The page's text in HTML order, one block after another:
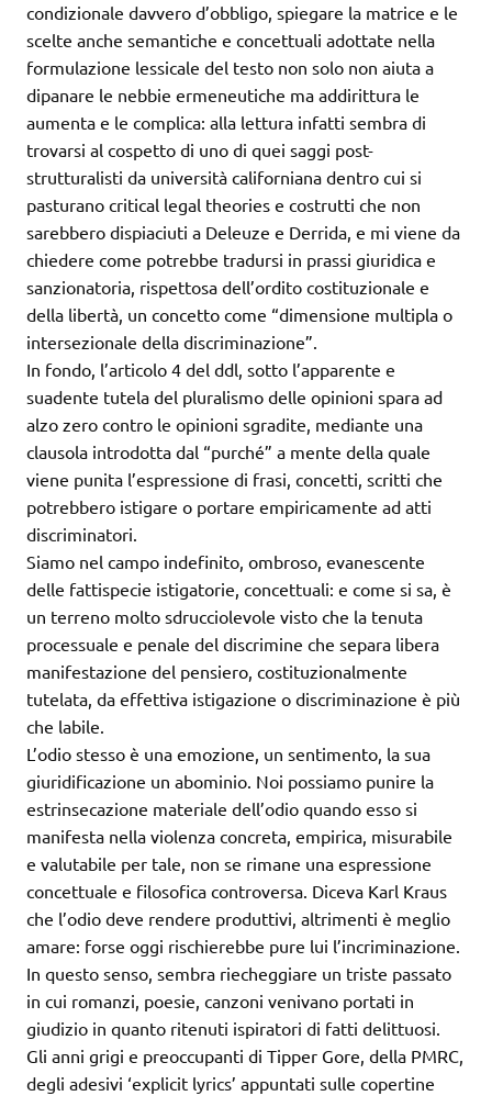
condizionale davvero d’obbligo, spiegare la matrice e le
scelte anche semantiche e concettuali adottate nella
formulazione lessicale del testo non solo non aiuta a
dipanare le nebbie ermeneutiche ma addirittura le
aumenta e le complica: alla lettura infatti sembra di
trovarsi al cospetto di uno di quei saggi post-
strutturalisti da università californiana dentro cui si
pasturano critical legal theories e costrutti che non
sarebbero dispiaciuti a Deleuze e Derrida, e mi viene da
chiedere come potrebbe tradursi in prassi giuridica e
sanzionatoria, rispettosa dell’ordito costituzionale e
della libertà, un concetto come “dimensione multipla o
intersezionale della discriminazione”.
In fondo, l’articolo 4 del ddl, sotto l’apparente e
suadente tutela del pluralismo delle opinioni spara ad
alzo zero contro le opinioni sgradite, mediante una
clausola introdotta dal “purché” a mente della quale
viene punita l’espressione di frasi, concetti, scritti che
potrebbero istigare o portare empiricamente ad atti
discriminatori.
Siamo nel campo indefinito, ombroso, evanescente
delle fattispecie istigatorie, concettuali: e come si sa, è
un terreno molto sdrucciolevole visto che la tenuta
processuale e penale del discrimine che separa libera
manifestazione del pensiero, costituzionalmente
tutelata, da effettiva istigazione o discriminazione è più
che labile.
L’odio stesso è una emozione, un sentimento, la sua
giuridificazione un abominio. Noi possiamo punire la
estrinsecazione materiale dell’odio quando esso si
manifesta nella violenza concreta, empirica, misurabile
e valutabile per tale, non se rimane una espressione
concettuale e filosofica controversa. Diceva Karl Kraus
che l’odio deve rendere produttivi, altrimenti è meglio
amare: forse oggi rischierebbe pure lui l’incriminazione.
In questo senso, sembra riecheggiare un triste passato
in cui romanzi, poesie, canzoni venivano portati in
giudizio in quanto ritenuti ispiratori di fatti delittuosi.
Gli anni grigi e preoccupanti di Tipper Gore, della PMRC,
degli adesivi ‘explicit lyrics’ appuntati sulle copertine